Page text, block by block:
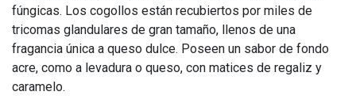
fúngicas. Los cogollos están recubiertos por miles de
tricomas glandulares de gran tamaño, llenos de una
fragancia única a queso dulce. Poseen un sabor de fondo
acre, como a levadura o queso, con matices de regaliz y
caramelo.